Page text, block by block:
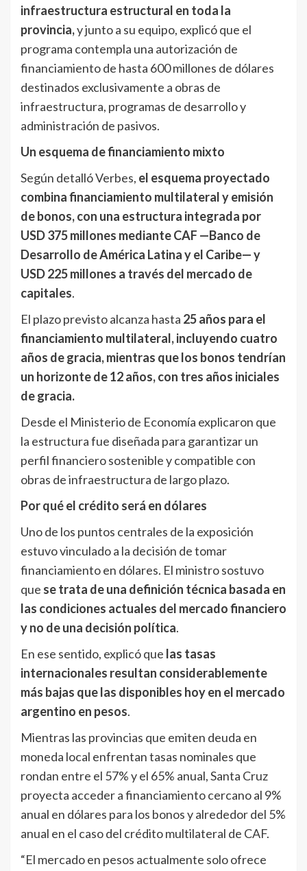
infraestructura estructural en toda la
provincia,y junto a su equipo, explicó que el
programa contempla una autorización de
financiamiento de hasta 600 millones de dólares
destinados exclusivamente a obras de
infraestructura, programas de desarrollo y
administración de pasivos.
Un esquema de financiamiento mixto
Según detalló Verbes, el esquema proyectado
combina financiamiento multilateral y emisión
de bonos, con una estructura integrada por
USD 375 millones mediante CAF —Banco de
Desarrollo de América Latina y el Caribe— y
USD 225 millones a través del mercado de
capitales.
El plazo previsto alcanza hasta 25 años para el
financiamiento multilateral, incluyendo cuatro
años de gracia, mientras que los bonos tendrían
un horizonte de 12 años, con tres años iniciales
de gracia.
Desde el Ministerio de Economía explicaron que
la estructura fue diseñada para garantizar un
perfil financiero sostenible y compatible con
obras de infraestructura de largo plazo.
Por qué el crédito será en dólares
Uno de los puntos centrales de la exposición
estuvo vinculado a la decisión de tomar
financiamiento en dólares. El ministro sostuvo
que se trata de una definición técnica basada en
las condiciones actuales del mercado financiero
y no de una decisión política.
En ese sentido, explicó que las tasas
internacionales resultan considerablemente
más bajas que las disponibles hoy en el mercado
argentino en pesos.
Mientras las provincias que emiten deuda en
moneda local enfrentan tasas nominales que
rondan entre el 57% y el 65% anual, Santa Cruz
proyecta acceder a financiamiento cercano al 9%
anual en dólares para los bonos y alrededor del 5%
anual en el caso del crédito multilateral de CAF.
“El mercado en pesos actualmente solo ofrece